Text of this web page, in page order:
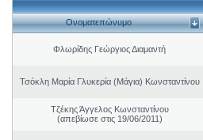
Ονοματεπώνυμο
Φλωρίδης Γεώργιος Διαμαντή
Τσόκλη Μαρία Γλυκερία (Μάγια) Κωνσταντίνου
Τζέκης Άγγελος Κωνσταντίνου
(απεβίωσε στις 19/06/2011)